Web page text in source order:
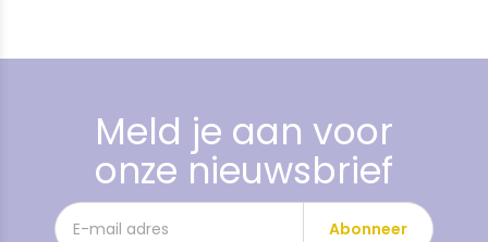
Meld je aan voor
onze nieuwsbrief
Abonneer